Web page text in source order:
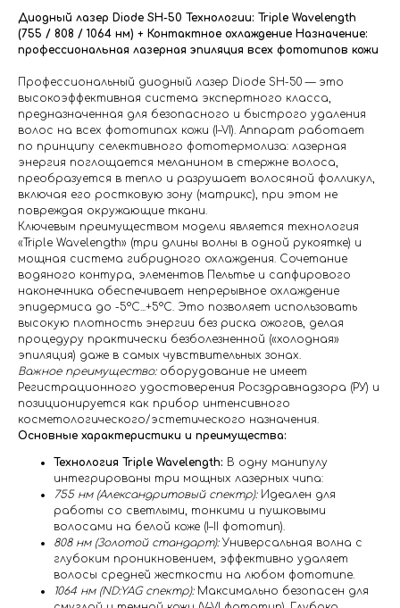
Диодный лазер Diode SH-50 Технологии: Triple Wavelength
(755 / 808 / 1064 нм) + Контактное охлаждение Назначение:
профессиональная лазерная эпиляция всех фототипов кожи
Профессиональный диодный лазер Diode SH-50 — это
высокоэффективная система экспертного класса,
предназначенная для безопасного и быстрого удаления
волос на всех фототипах кожи (I–VI). Аппарат работает
по принципу селективного фототермолиза: лазерная
энергия поглощается меланином в стержне волоса,
преобразуется в тепло и разрушает волосяной фолликул,
включая его ростковую зону (матрикс), при этом не
повреждая окружающие ткани.
Ключевым преимуществом модели является технология
«Triple Wavelength» (три длины волны в одной рукоятке) и
мощная система гибридного охлаждения. Сочетание
водяного контура, элементов Пельтье и сапфирового
наконечника обеспечивает непрерывное охлаждение
эпидермиса до -5°C...+5°C. Это позволяет использовать
высокую плотность энергии без риска ожогов, делая
процедуру практически безболезненной («холодная»
эпиляция) даже в самых чувствительных зонах.
Важное преимущество:оборудование не имеет
Регистрационного удостоверения Росздравнадзора (РУ) и
позиционируется как прибор интенсивного
косметологического/эстетического назначения.
Основные характеристики и преимущества:
Технология Triple Wavelength: В одну манипулу
интегрированы три мощных лазерных чипа:
755 нм (Александритовый спектр):Идеален для
работы со светлыми, тонкими и пушковыми
волосами на белой коже (I–II фототип).
808 нм (Золотой стандарт):Универсальная волна с
глубоким проникновением, эффективно удаляет
волосы средней жесткости на любом фототипе.
1064 нм (ND:YAG спектр):Максимально безопасен для